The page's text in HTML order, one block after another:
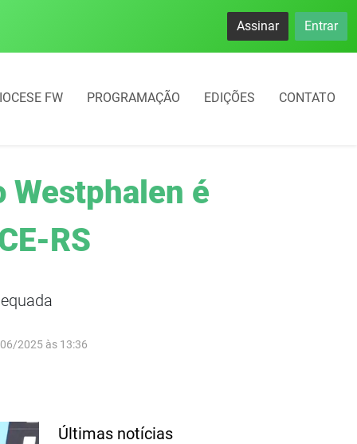
Assinar Entrar
FW PROGRAMAÇÃO EDIÇÕES CONTATO
Westphalen é
RS
2025 às 13:36
Últimas notícias